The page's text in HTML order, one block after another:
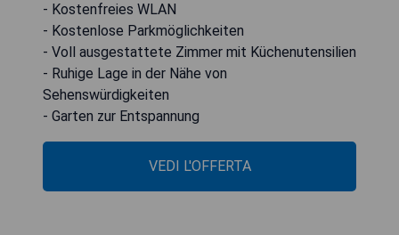
- Kostenfreies WLAN
- Kostenlose Parkmöglichkeiten
- Voll ausgestattete Zimmer mit Küchenutensilien
- Ruhige Lage in der Nähe von
Sehenswürdigkeiten
- Garten zur Entspannung
VEDI L'OFFERTA